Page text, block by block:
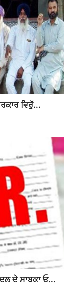
ਵਿਰੁੱ...
ਦੇ ਸਾਬਕਾ ਓ...